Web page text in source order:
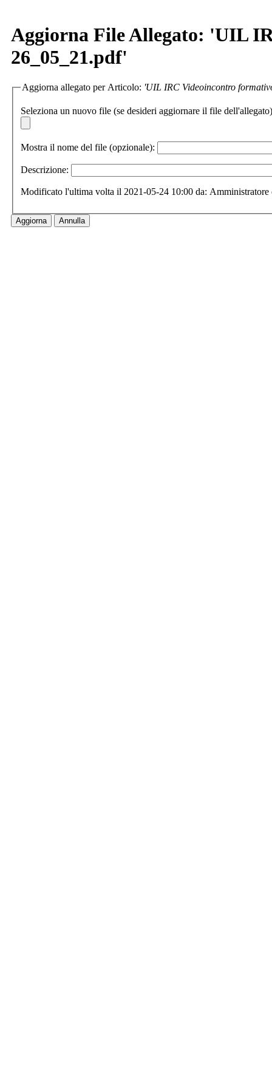
Aggiorna File Allegato: 'UIL
26_05_21.pdf'
Aggiorna allegato per Articolo: 'UIL IRC Videoincontro
Seleziona un nuovo file (se desideri aggiornare il file
Mostra il nome del file (opzionale):
Descrizione:
Modificato l'ultima volta il 2021-05-24 10:00 da: Amministratore